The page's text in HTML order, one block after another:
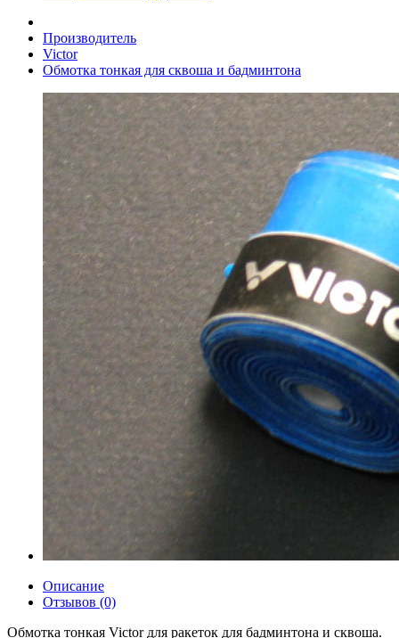
Производитель
Victor
Обмотка тонкая для сквоша и бадминтона
Описание
Отзывов (0)
Обмотка тонкая Victor для ракеток для бадминтона и сквоша.